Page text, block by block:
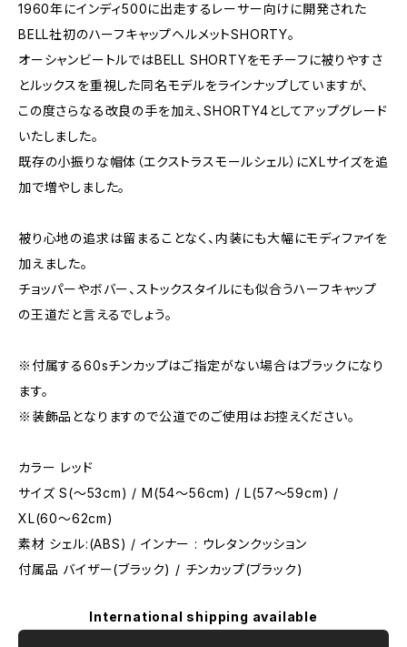
1960年にインディ500に出走するレーサー向けに開発された
BELL社初のハーフキャップヘルメットSHORTY。
オーシャンビートルではBELL SHORTYをモチーフに被りやすさ
とルックスを重視した同名モデルをラインナップしていますが、
この度さらなる改良の手を加え、SHORTY4としてアップグレード
いたしました。
既存の小振りな帽体（エクストラスモールシェル）にXLサイズを追
加で増やしました。
被り心地の追求は留まることなく、内装にも大幅にモディファイを
加えました。
チョッパーやボバー、ストックスタイルにも似合うハーフキャップ
の王道だと言えるでしょう。
※付属する60sチンカップはご指定がない場合はブラックになり
ます。
※装飾品となりますので公道でのご使用はお控えください。
カラー レッド
サイズ S(〜53cm) / M(54〜56cm) / L(57〜59cm) /
XL(60〜62cm)
素材 シェル:(ABS) / インナー : ウレタンクッション
付属品 バイザー(ブラック) / チンカップ(ブラック)
International shipping available